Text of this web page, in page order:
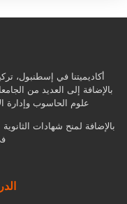
أكاديميتنا في إسطنبول،
بالإضافة إلى العديد من
علوم الحاسوب وإدارة
بالإضافة لمنح شهادات الثانوية